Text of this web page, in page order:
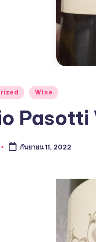
Wine
กันยายน 11, 2022